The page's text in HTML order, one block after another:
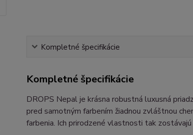
Kompletné špecifikácie
Kompletné špecifikácie
DROPS Nepal je krásna robustná luxusná
pred samotným farbením žiadnou zvláštnou
farbenia. Ich prirodzené vlastnosti tak